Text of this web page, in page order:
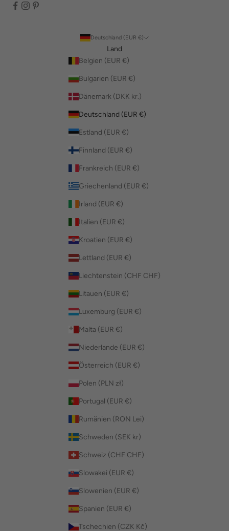
Deutschland (EUR €)
Land
Belgien (EUR €)
Bulgarien (EUR €)
Dänemark (DKK kr.)
Deutschland (EUR €)
Estland (EUR €)
Finnland (EUR €)
Frankreich (EUR €)
Griechenland (EUR €)
Irland (EUR €)
Italien (EUR €)
Kroatien (EUR €)
Lettland (EUR €)
Liechtenstein (CHF CHF)
Litauen (EUR €)
Luxemburg (EUR €)
Malta (EUR €)
Niederlande (EUR €)
Österreich (EUR €)
Polen (PLN zł)
Portugal (EUR €)
Rumänien (RON Lei)
Schweden (SEK kr)
Schweiz (CHF CHF)
Slowakei (EUR €)
Slowenien (EUR €)
Spanien (EUR €)
Tschechien (CZK Kč)